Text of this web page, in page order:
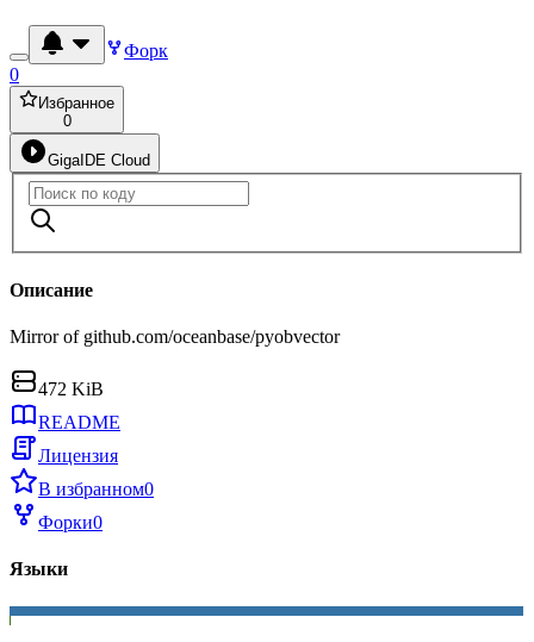
Форк
0
Избранное
0
GigaIDE Cloud
Описание
Mirror of github.com/oceanbase/pyobvector
472 KiB
README
Лицензия
В избранном0
Форки0
Языки